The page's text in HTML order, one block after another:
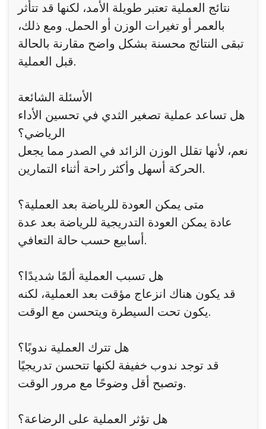
نتائج العملية تعتبر طويلة الأمد، لكنها قد تتأثر
بالعمر أو تغيرات الوزن أو الحمل. ومع ذلك،
تبقى النتائج محسنة بشكل واضح مقارنة بالحالة
قبل العملية.
الأسئلة الشائعة
هل تساعد عملية تصغير الثدي في تحسين الأداء
الرياضي؟
نعم، لأنها تقلل الوزن الزائد في الصدر مما يجعل
الحركة أسهل وأكثر راحة أثناء التمارين.
متى يمكن العودة للرياضة بعد العملية؟
عادة يمكن العودة التدريجية للرياضة بعد عدة
أسابيع حسب حالة التعافي.
هل تسبب العملية ألمًا شديدًا؟
قد يكون هناك انزعاج مؤقت بعد العملية، لكنه
يكون تحت السيطرة ويتحسن مع الوقت.
هل تترك العملية ندوبًا؟
قد توجد ندوب خفيفة لكنها تتحسن تدريجيًا
وتصبح أقل وضوحًا مع مرور الوقت.
هل تؤثر العملية على الرضاعة؟